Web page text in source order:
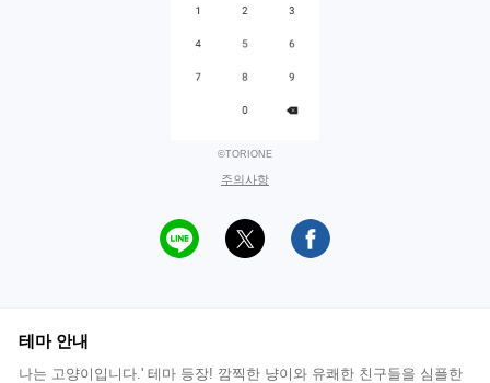
©TORIONE
주의사항
테마 안내
나는 고양이입니다.' 테마 등장! 깜찍한 냥이와 유쾌한 친구들을 심플한